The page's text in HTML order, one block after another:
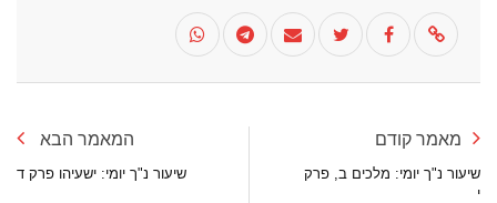
מאמר קודם
שיעור נ"ך יומי: מלכים ב, פרק
י
המאמר הבא
שיעור נ"ך יומי: ישעיהו פרק ד